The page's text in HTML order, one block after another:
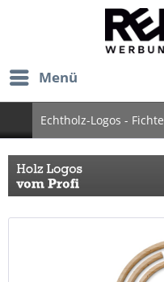
Menü
Echtholz-Logos - Fichte